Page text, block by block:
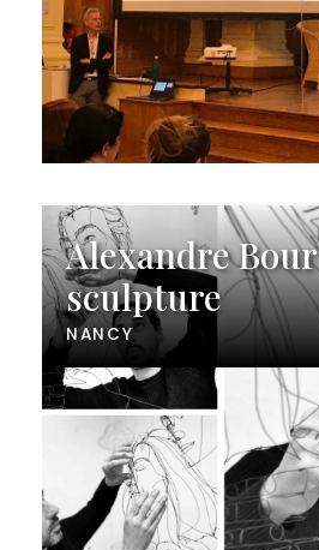
Alexandre Bour
sculpture
NANCY